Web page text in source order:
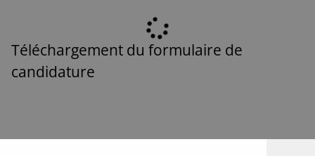
Téléchargement du formulaire de
candidature